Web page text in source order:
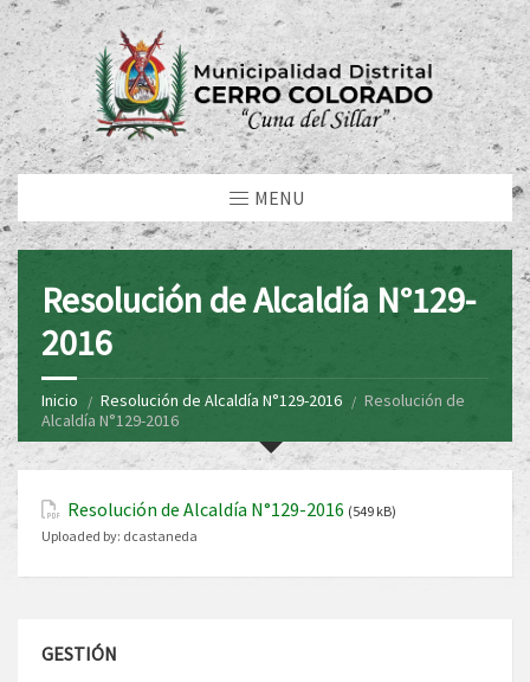
MENU
Resolución de Alcaldía N°129-
2016
Inicio Resolución de Alcaldía N°129-2016
Resolución de
Alcaldía N°129-2016
Resolución de Alcaldía N°129-2016 (549 kB)
Uploaded by: dcastaneda
GESTIÓN